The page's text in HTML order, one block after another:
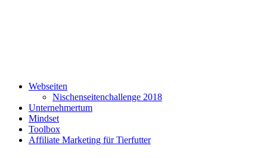
Webseiten
Nischenseitenchallenge 2018
Unternehmertum
Mindset
Toolbox
Affiliate Marketing für Tierfutter